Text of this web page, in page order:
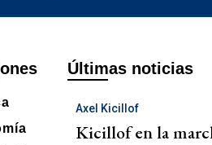
Últimas noticias
Axel Kicillof
Kicillof en la